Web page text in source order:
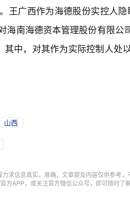
王广西作为海德股份实控人
海南海德资本管理股份有限
中，对其作为实际控制人处
山西
力求信息真实、准确，文章提及内容仅供参考
方APP，或关注官方微信公众号，即可随时了